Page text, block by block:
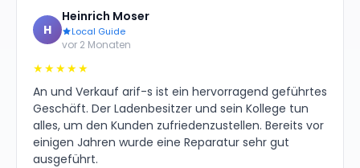
H
Heinrich Moser
Local Guide
vor 2 Monaten
★★★★★
An und Verkauf arif-s ist ein hervorragend geführtes
Geschäft. Der Ladenbesitzer und sein Kollege tun
alles, um den Kunden zufriedenzustellen. Bereits vor
einigen Jahren wurde eine Reparatur sehr gut
ausgeführt.